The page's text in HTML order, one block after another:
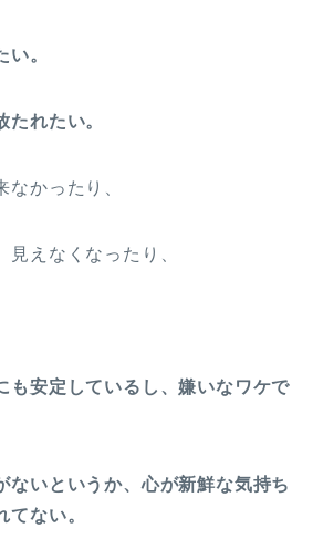
い。
たれたい。
なかったり、
見えなくなったり、
も安定しているし、嫌いなワケで
ないというか、心が新鮮な気持ち
てない。